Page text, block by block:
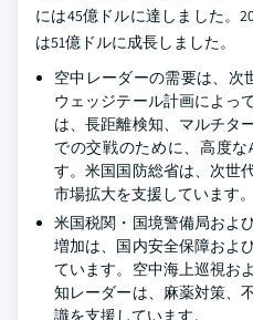
には45億ドルに達しました。
は51億ドルに成長しました。
空中レーダーの需要は、次
ウェッジテール計画によっ
は、長距離検知、マルチタ
での交戦のために、高度な
す。米国国防総省は、次世
市場拡大を支援しています。
米国税関・国境警備局およ
増加は、国内安全保障およ
ています。空中海上巡視お
知レーダーは、麻薬対策、
識を支援しています。